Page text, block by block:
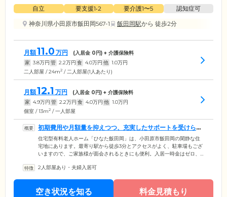
自立 要支援1•2 要介護1〜5
認知症可
神奈川県小田原市飯田岡567-1
飯田岡駅から 徒歩2分
月額11.0 万円 (入居金 0円) + 介護保険料
家 3.8万円 管 2.2万円 食 4.0万円 他 1.0万円
二人部屋 / 24m2 / 二人部屋(1人あたり)
月額12.1 万円 (入居金 0円) + 介護保険料
家 4.9万円 管 2.2万円 食 4.0万円 他 1.0万円
個室 / 13m2 / 一人部屋
初期費用や月額量を抑えつつ、充実したサポートを受けられ
ます
住宅型有料老人ホーム「ひなた飯田岡」は、小田原市飯田岡の閑静な住
宅地にあります。最寄り駅から徒歩3分とアクセスがよく、駐車場もござ
いますので、ご家族様が面会されるときにも便利。入居一時金はゼロ、
す。費用は抑えられますが居住環境やサービスはしっかりしていますの
ーが守られた環境でお過ごしいただけます。ご入居者様の生活のサポー
トは、24時間365日常駐しているスタッフが担当。長年ホームヘルプサー
2人部屋あり・夫婦入居可
空き状況を知る 料金見積もり